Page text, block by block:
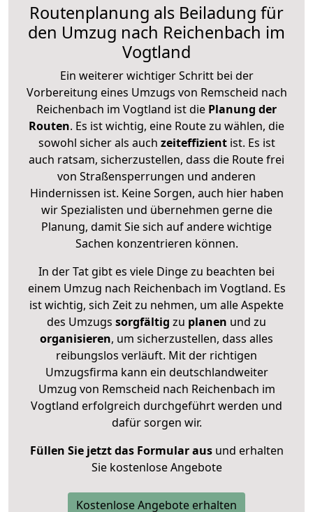
Routenplanung als Beiladung für
den Umzug nach Reichenbach im
Vogtland
Ein weiterer wichtiger Schritt bei der
Vorbereitung eines Umzugs von Remscheid nach
Reichenbach im Vogtland ist die Planung der
Routen. Es ist wichtig, eine Route zu wählen, die
sowohl sicher als auch zeiteffizientist. Es ist
auch ratsam, sicherzustellen, dass die Route frei
von Straßensperrungen und anderen
Hindernissen ist. Keine Sorgen, auch hier haben
wir Spezialisten und übernehmen gerne die
Planung, damit Sie sich auf andere wichtige
Sachen konzentrieren können.
In der Tat gibt es viele Dinge zu beachten bei
einem Umzug nach Reichenbach im Vogtland. Es
ist wichtig, sich Zeit zu nehmen, um alle Aspekte
des Umzugs sorgfältig zu planen und zu
organisieren, um sicherzustellen, dass alles
reibungslos verläuft. Mit der richtigen
Umzugsfirma kann ein deutschlandweiter
Umzug von Remscheid nach Reichenbach im
Vogtland erfolgreich durchgeführt werden und
dafür sorgen wir.
Füllen Sie jetzt das Formular ausund erhalten
Sie kostenlose Angebote
Kostenlose Angebote erhalten